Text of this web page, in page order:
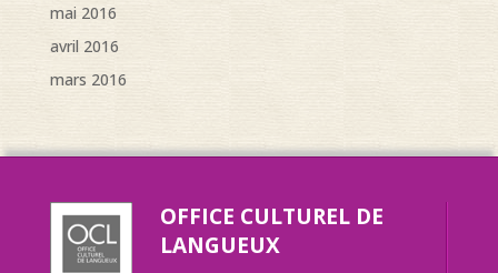
mai 2016
avril 2016
mars 2016
OFFICE CULTUREL DE
LANGUEUX